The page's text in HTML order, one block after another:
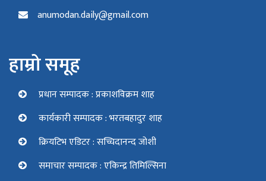
anumodan.daily@gmail.com
हाम्रो समूह
प्रधान सम्पादक : प्रकाशविक्रम शाह
कार्यकारी सम्पादक : भरतबहादुर शाह
क्रियटिभ एडिटर : सच्चिदानन्द जोशी
समाचार सम्पादक : एकिन्द्र तिमिल्सिना